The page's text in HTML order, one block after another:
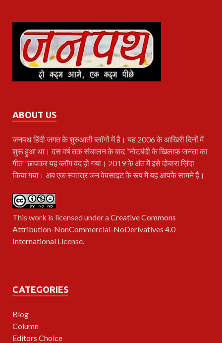
ABOUT US
जनपथहिंदी जगत के शुरुआती ब्लॉगों में है। यह 2006 के आखिरी दिनों में
शुरू हुआ था। दस वर्ष तक संचालन के बाद “नोटबंदी के खिलाफ़ जनता का
गीत” छापकर यह ब्लॉग बंद हो गया। 2019 के अंत में इसे दोबारा ज़िंदा
किया गया। अब एक स्वतंत्र जन वेबसाइट के रूप में यह आपके सामने है।
This work is licensed under aCreative Commons
Attribution-NonCommercial-NoDerivatives 4.0
International License.
CATEGORIES
Blog
Column
Editors Choice